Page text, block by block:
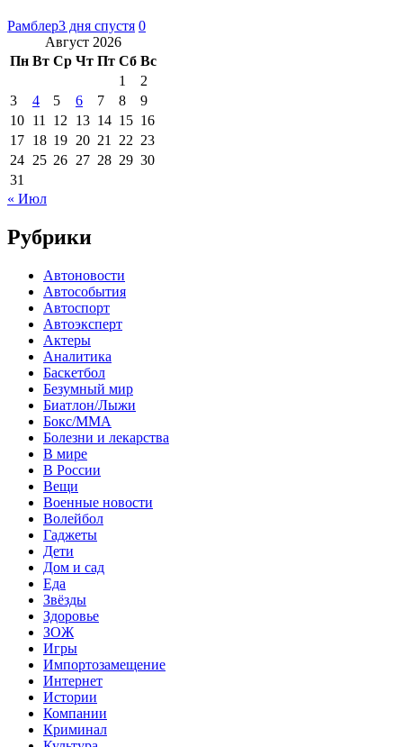
Рамблер3 дня спустя 0
Август 2026
Пн Вт Ср Чт Пт Сб Вс
1
2
3
4 5 6 7 8
9
10 11 12 13 14 15 16
17 18 19 20 21 22 23
24 25 26 27 28 29 30
31
« Июл
Рубрики
Автоновости
Автособытия
Автоспорт
Автоэксперт
Актеры
Аналитика
Баскетбол
Безумный мир
Биатлон/Лыжи
Бокс/MMA
Болезни и лекарства
В мире
В России
Вещи
Военные новости
Волейбол
Гаджеты
Дети
Дом и сад
Еда
Звёзды
Здоровье
ЗОЖ
Игры
Импортозамещение
Интернет
Истории
Компании
Криминал